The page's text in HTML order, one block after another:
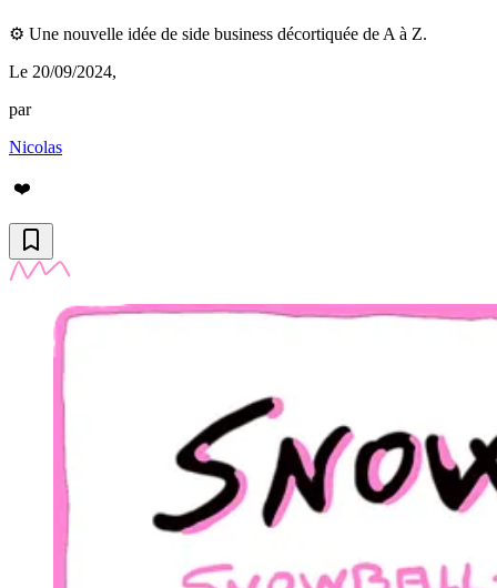
⚙️ Une nouvelle idée de side business décortiquée de A à Z.
Le 20/09/2024,
par
Nicolas
❤️